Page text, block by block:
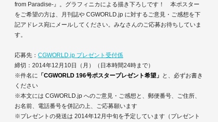
from Paradise-』。グラフィニカによる描き下ろしです！ 本ポスター
をご希望の方は、月刊誌や CGWORLD.jp に対するご意見・ご感想を下
記アドレス宛にメールしてください。みなさんのご応募お待ちしていま
す。
応募先： CGWORLD.jp プレゼント受付係
締切：2014年12月10日（月）（日本時間24時まで）
※件名に 「CGWORLD 196号ポスタープレゼント希望」 と、必ずお書き
ください
※本文には CGWORLD.jp へのご意見・ご感想と、郵便番号、ご住所、
お名前、電話番号を併記の上、ご応募願います
※プレゼントの発送は 2014年12月中旬を予定しています（プレゼント